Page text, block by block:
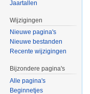
Jaartallen
Wijzigingen
Nieuwe pagina's
Nieuwe bestanden
Recente wijzigingen
Bijzondere pagina's
Alle pagina's
Beginnetjes